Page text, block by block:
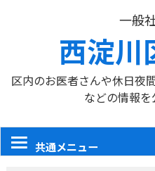
一般
西淀川
区内のお医者さんや休日夜
などの情報
共通メニュー